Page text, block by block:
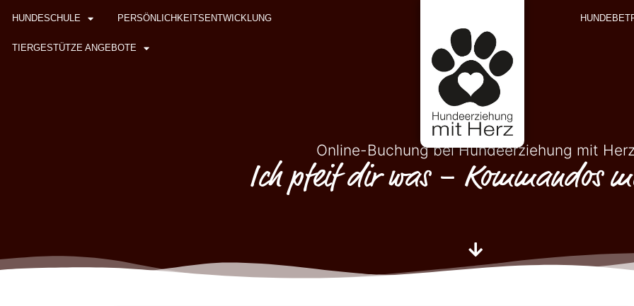
HUNDESCHULE PERSÖNLICHKEITSENTWICKLUNG
TIERGESTÜTZE ANGEBOTE
Online-Buchung bei Hundeerziehung mit
Ich pfeif dir was – Kommandos